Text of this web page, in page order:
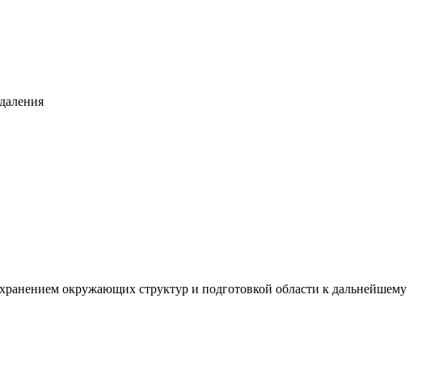
окружающих структур и подготовкой области к дальнейшему